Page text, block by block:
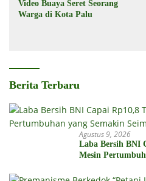
Video Buaya Seret Seorang
Warga di Kota Palu
Berita Terbaru
Agustus 9, 2026
Laba Bersih BNI
Mesin